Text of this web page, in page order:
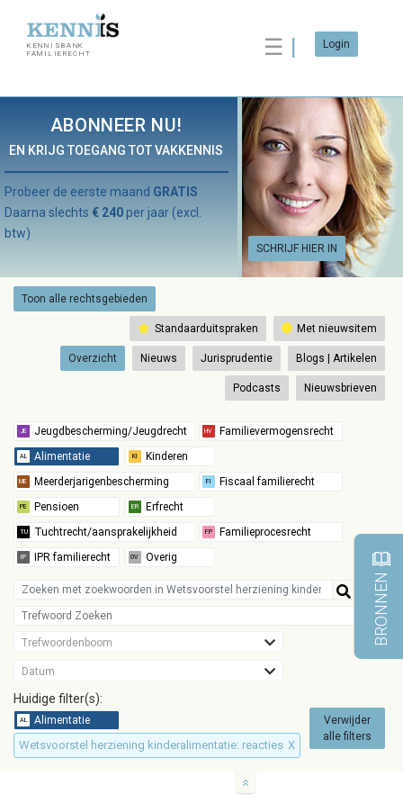
KENNISBANK
FAMILIERECHT
☰ Login
ABONNEER NU!
EN KRIJG TOEGANG TOT VAKKENNIS
SCHRIJF HIER IN
Probeer de eerste maand GRATIS
Daarna slechts € 240 per jaar (excl.
btw)
Toon alle rechtsgebieden
Standaarduitspraken Met nieuwsitem
Overzicht Nieuws Jurisprudentie Blogs | Artikelen
Podcasts Nieuwsbrieven
Trefwoordenboom
Datum
Huidige filter(s):
Wetsvoorstel herziening kinderalimentatie: reacties X
Verwijder
alle filters
BRONNEN